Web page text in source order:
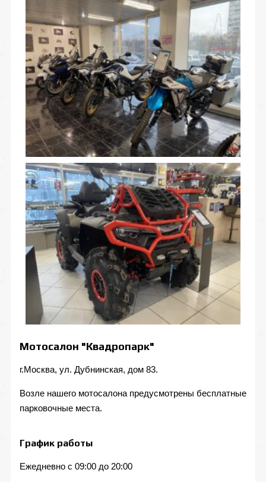
Мотосалон "Квадропарк"
г.Москва, ул. Дубнинская, дом 83.
Возле нашего мотосалона предусмотрены бесплатные
парковочные места.
График работы
Ежедневно с 09:00 до 20:00